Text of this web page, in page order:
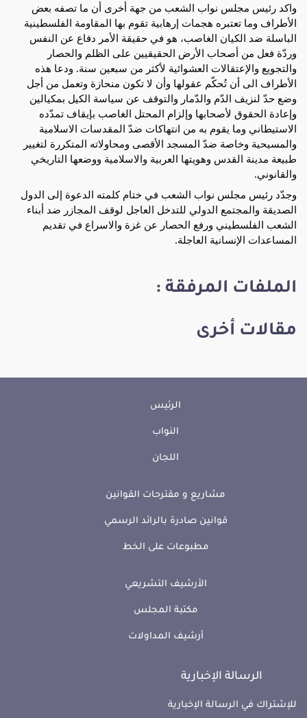
واكد رئيس مجلس نواب الشعب من جهة أخرى أن ما تصفه بعض
الأطراف وما تعتبره هجمات إرهابية تقوم بها المقاومة الفلسطينية
الباسلة ضد الكيان الغاصب، هو في حقيقة الأمر دفاع عن النفس
وردّة فعل من أصحاب الأرض الحقيقيين على الظلم والحصار
والتجويع والإعتقالات العشوائية لأكثر من سبعين سنة. ودعا هذه
الأطراف الى أن تُحكّم عقولها وأن لا تكون منحازة وتعمل من أجل
وضع حدّ لنزيف الدّم والدّمار والتوقف عن سياسة الكيل بمكيالين
وإعادة الحقوق لأصحابها وإلزام المحتل الغاصب بإيقاف تمدّده
الاستيطاني وما يقوم به من انتهاكات ضدّ المقدسات الاسلامية
والمسيحية وخاصة ضدّ المسجد الأقصى ومحاولاته المتكررة لتغيير
طبيعة مدينة القدس وهويتها العربية والاسلامية ووضعها التاريخي
والقانوني.
وجدّد رئيس مجلس نواب الشعب في ختام كلمته الدعوة إلى الدول
الصديقة والمجتمع الدولي للتدخل العاجل لوقف المجازر ضد أبناء
الشعب الفلسطيني ورفع الحصار عن غزة والاسراع في تقديم
المساعدات الإنسانية العاجلة.
الملفات المرفقة :
مقالات أخرى
الرئيس
النواب
اللجان
مشاريع و مقترحات القوانين
قوانين صادرة بالرائد الرسمي
مطبوعات على الخط
الأرشيف التشريعي
مكتبة المجلس
أرشيف المداولات
الرسالة الإخبارية
للإشتراك في الرسالة الإخبارية